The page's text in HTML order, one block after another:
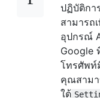
ปฏิบัติกา
สามารถ
อุปกรณ์
Google
โทรศัพท์
คุณสามา
ใต้